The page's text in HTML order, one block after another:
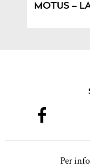
MOTUS –
Per